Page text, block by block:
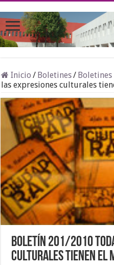
Inicio / Boletines/ Boletines
las expresiones culturales
Boletín 201/2010
culturales tienen el